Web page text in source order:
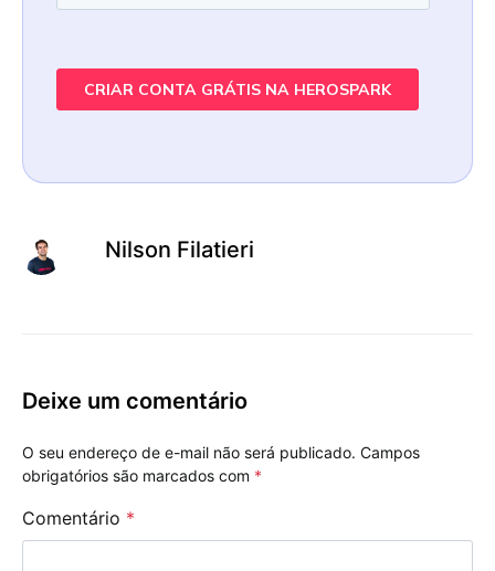
Nilson Filatieri
Deixe um comentário
O seu endereço de e-mail não será publicado. Campos
obrigatórios são marcados com *
Comentário *